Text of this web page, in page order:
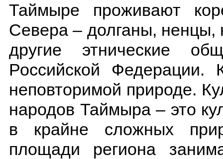
Таймыре проживают
Севера – долганы, ненцы,
другие этнические
Российской Федерации.
неповторимой природе.
народов Таймыра – это
в крайне сложных
площади региона